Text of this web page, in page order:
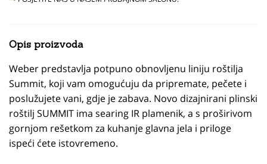
Opis proizvoda
Weber predstavlja potpuno obnovljenu liniju roštilja
Summit, koji vam omogućuju da pripremate, pečete i
poslužujete vani, gdje je zabava. Novo dizajnirani plinski
roštilj SUMMIT ima searing IR plamenik, a s proširivom
gornjom rešetkom za kuhanje glavna jela i priloge
ispeći ćete istovremeno.